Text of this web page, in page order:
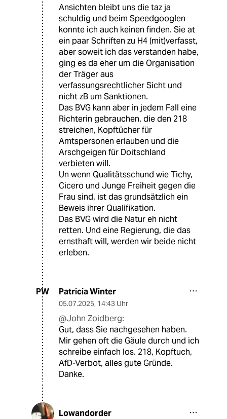
Ansichten bleibt uns die taz ja
schuldig und beim Speedgooglen
konnte ich auch keinen finden. Sie at
ein paar Schriften zu H4 (mit)verfasst,
aber soweit ich das verstanden habe,
ging es da eher um die Organisation
der Träger aus
verfassungsrechtlicher Sicht und
nicht zB um Sanktionen.
Das BVG kann aber in jedem Fall eine
Richterin gebrauchen, die den 218
streichen, Kopftücher für
Amtspersonen erlauben und die
Arschgeigen für Doitschland
verbieten will.
Un wenn Qualitätsschund wie Tichy,
Cicero und Junge Freiheit gegen die
Frau sind, ist das grundsätzlich ein
Beweis ihrer Qualifikation.
Das BVG wird die Natur eh nicht
retten. Und eine Regierung, die das
ernsthaft will, werden wir beide nicht
erleben.
PW Patricia Winter
05.07.2025, 14:43 Uhr
@John Zoidberg:
Gut, dass Sie nachgesehen haben.
Mir gehen oft die Gäule durch und ich
schreibe einfach los. 218, Kopftuch,
AfD-Verbot, alles gute Gründe.
Danke.
Lowandorder